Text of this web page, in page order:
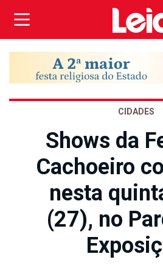
CIDADES
Shows da
Cachoeiro
nesta
(27), no